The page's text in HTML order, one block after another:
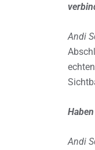
Andi
Andi